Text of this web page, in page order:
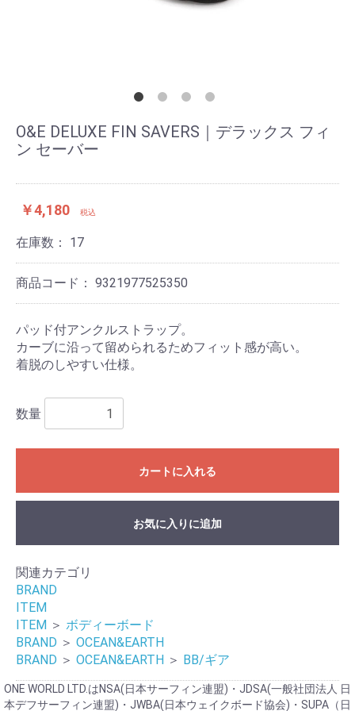
O&E DELUXE FIN SAVERS｜デラックス フィ
ン セーバー
￥4,180 税込
在庫数： 17
商品コード： 9321977525350
パッド付アンクルストラップ。
カーブに沿って留められるためフィット感が高い。
着脱のしやすい仕様。
数量
カートに入れる
お買い物を続ける カートへ進む
お気に入りに追加
関連カテゴリ
BRAND
ITEM
ITEM ＞ ボディーボード
BRAND ＞ OCEAN&EARTH
BRAND ＞ OCEAN&EARTH ＞ BB/ギア
ONE WORLD LTD.はNSA(日本サーフィン連盟)・JDSA(一般社団法人 日
本デフサーフィン連盟)・JWBA(日本ウェイクボード協会)・SUPA（日